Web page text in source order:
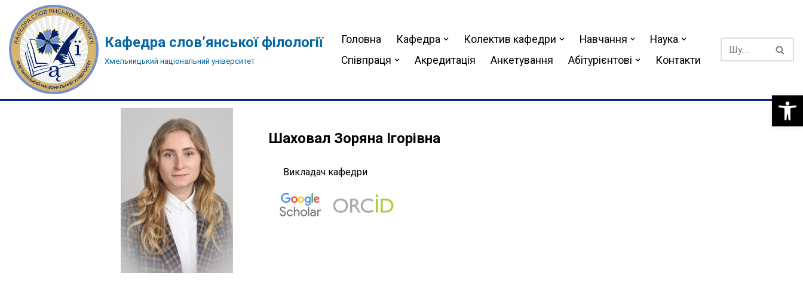
Перейти
до
вмісту
Кафедра слов’янської філології
Хмельницький національний університет
Головна Кафедра Колектив кафедри Навчання
Наука
Співпраця
Акредитація Анкетування Абітурієнтові Контакти
Шаховал Зоряна Ігорівна
Викладач кафедри